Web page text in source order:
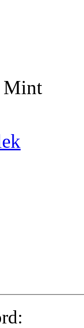
Mint